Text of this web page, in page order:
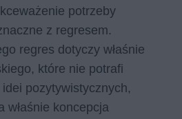
potrzeby
z regresem.
regres dotyczy właśnie
które nie potrafi
pozytywistycznych,
właśnie koncepcja